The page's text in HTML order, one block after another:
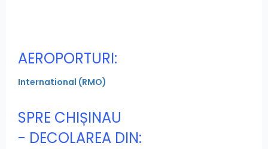
AEROPORTURI:
International (RMO)
SPRE CHIȘINAU
- DECOLAREA DIN: